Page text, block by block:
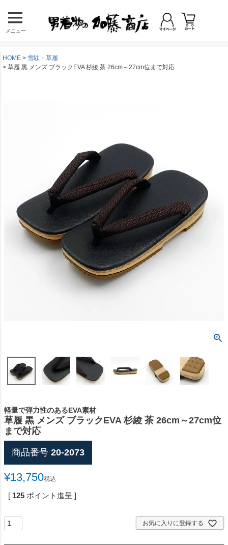
メニュー
HOME
雪駄・草履
草履 黒 メンズ ブラックEVA 杉綾 茶 26cm～27cm位まで対応
軽量で弾力性のあるEVA素材
草履 黒 メンズ ブラックEVA 杉綾 茶 26cm～27cm位
まで対応
商品番号 20-2073
¥13,750税込
[ 125 ポイント進呈 ]
お気に入りに登録する